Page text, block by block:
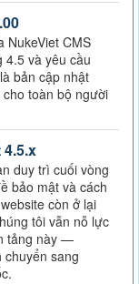
NukeViet CMS
và yêu cầu
bản cập nhật
toàn bộ người
duy trì cuối vòng
bảo mật và cách
còn ở lại
tôi vẫn nỗ lực
tảng này —
chuyển sang